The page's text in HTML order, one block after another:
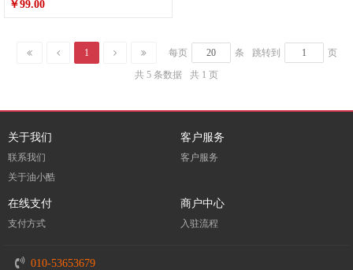
￥99.00
1 每页 条 跳转到
页
共 5 条数据
共 1 页
关于我们
联系我们
关于油小酷
客户服务
客户服务
在线支付
支付方式
商户中心
入驻流程
010-53653679